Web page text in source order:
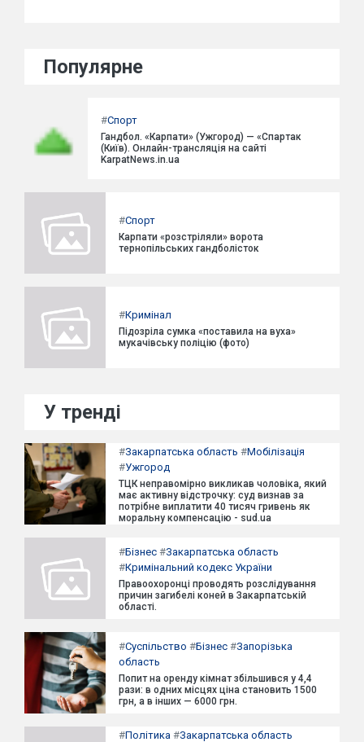
Популярне
#Спорт
Гандбол. «Карпати» (Ужгород) — «Спартак
(Київ). Онлайн-трансляція на сайті
KarpatNews.in.ua
#Спорт
Карпати «розстріляли» ворота
тернопільських гандболісток
#Кримінал
Підозріла сумка «поставила на вуха»
мукачівську поліцію (фото)
У тренді
#Закарпатська область #Мобілізація
#Ужгород
ТЦК неправомірно викликав чоловіка, який
має активну відстрочку: суд визнав за
потрібне виплатити 40 тисяч гривень як
моральну компенсацію - sud.ua
#Бізнес #Закарпатська область
#Кримінальний кодекс України
Правоохоронці проводять розслідування
причин загибелі коней в Закарпатській
області.
#Суспільство #Бізнес #Запорізька
область
Попит на оренду кімнат збільшився у 4,4
рази: в одних місцях ціна становить 1500
грн, а в інших — 6000 грн.
#Політика #Закарпатська область